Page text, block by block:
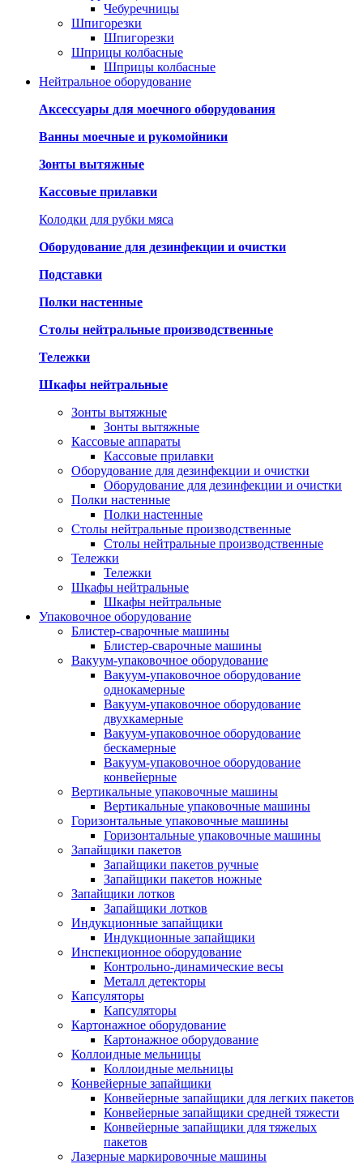
Чебуречницы
Шпигорезки
Шпигорезки
Шприцы колбасные
Шприцы колбасные
Нейтральное оборудование
Аксессуары для моечного оборудования
Ванны моечные и рукомойники
Зонты вытяжные
Кассовые прилавки
Колодки для рубки мяса
Оборудование для дезинфекции и очистки
Подставки
Полки настенные
Столы нейтральные производственные
Тележки
Шкафы нейтральные
Зонты вытяжные
Зонты вытяжные
Кассовые аппараты
Кассовые прилавки
Оборудование для дезинфекции и очистки
Оборудование для дезинфекции и очистки
Полки настенные
Полки настенные
Столы нейтральные производственные
Столы нейтральные производственные
Тележки
Тележки
Шкафы нейтральные
Шкафы нейтральные
Упаковочное оборудование
Блистер-сварочные машины
Блистер-сварочные машины
Вакуум-упаковочное оборудование
Вакуум-упаковочное оборудование
однокамерные
Вакуум-упаковочное оборудование
двухкамерные
Вакуум-упаковочное оборудование
беcкамерные
Вакуум-упаковочное оборудование
конвейерные
Вертикальные упаковочные машины
Вертикальные упаковочные машины
Горизонтальные упаковочные машины
Горизонтальные упаковочные машины
Запайщики пакетов
Запайщики пакетов ручные
Запайщики пакетов ножные
Запайщики лотков
Запайщики лотков
Индукционные запайщики
Индукционные запайщики
Инспекционное оборудование
Контрольно-динамические весы
Металл детекторы
Капсуляторы
Капсуляторы
Картонажное оборудование
Картонажное оборудование
Коллоидные мельницы
Коллоидные мельницы
Конвейерные запайщики
Конвейерные запайщики для легких пакетов
Конвейерные запайщики средней тяжести
Конвейерные запайщики для тяжелых
пакетов
Лазерные маркировочные машины